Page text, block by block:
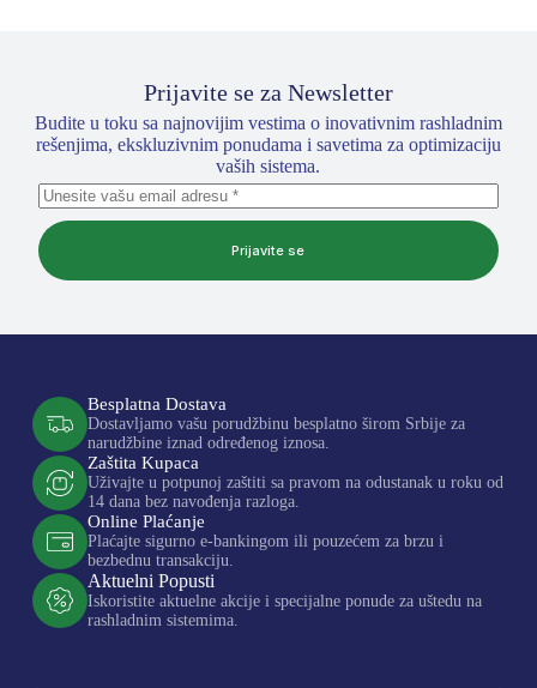
Prijavite se za Newsletter
Budite u toku sa najnovijim vestima o inovativnim rashladnim
rešenjima, ekskluzivnim ponudama i savetima za optimizaciju
vaših sistema.
Prijavite se
Besplatna Dostava
Dostavljamo vašu porudžbinu besplatno širom Srbije za
narudžbine iznad određenog iznosa.
Zaštita Kupaca
Uživajte u potpunoj zaštiti sa pravom na odustanak u roku od
14 dana bez navođenja razloga.
Online Plaćanje
Plaćajte sigurno e-bankingom ili pouzećem za brzu i
bezbednu transakciju.
Aktuelni Popusti
Iskoristite aktuelne akcije i specijalne ponude za uštedu na
rashladnim sistemima.